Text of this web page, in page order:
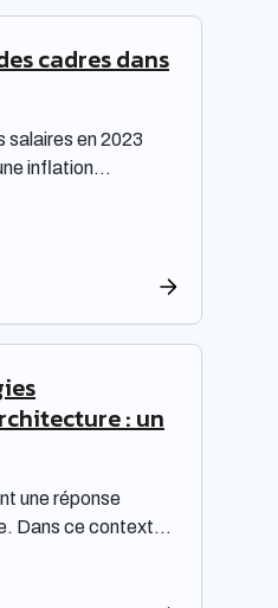
cadres dans
salaires en 2023
inflation
« Face à
de recrutement
: un
une réponse
Dans ce contexte,
de la